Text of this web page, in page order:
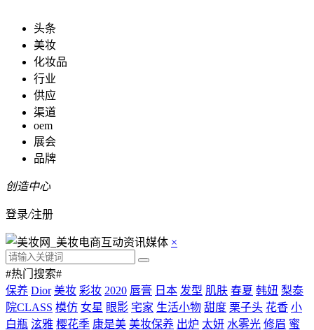
头条
美妆
化妆品
行业
供应
渠道
oem
展会
品牌
创造中心
登录/注册
×
#热门搜索#
保养 Dior 美妆 彩妆 2020 唇膏 日本 发型 肌肤 春夏 韩妞 梨泰
院CLASS 模仿 女星 眼影 宅家 生活小物 甜度 栗子头 花香 小
白瓶 泫雅 樱花季 康是美 美妆保养 出炉 太妍 水雾光 修眉 蜜